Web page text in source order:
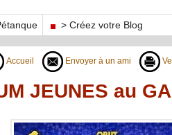
> Créez votre Blog
Accueil Envoyer à un ami
JEUNES au